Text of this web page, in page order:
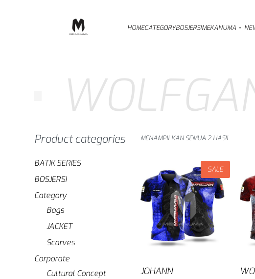
HOMECATEGORYBOSJERSIMEKANUMA
Product categories
BATIK SERIES
BOSJERSI
Category
Bags
JACKET
Scarves
Corporate
Cultural Concept
MENAMPILKAN SEMUA 2 HASIL
SALE
JOHANN